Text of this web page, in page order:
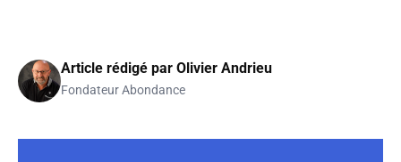
Article rédigé par Olivier Andrieu
Fondateur Abondance